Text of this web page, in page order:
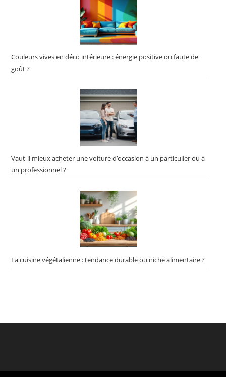
Couleurs vives en déco intérieure : énergie positive ou faute de
goût ?
Vaut-il mieux acheter une voiture d’occasion à un particulier ou à
un professionnel ?
La cuisine végétalienne : tendance durable ou niche alimentaire ?